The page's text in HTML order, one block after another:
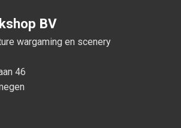
BV
wargaming en scenery
46